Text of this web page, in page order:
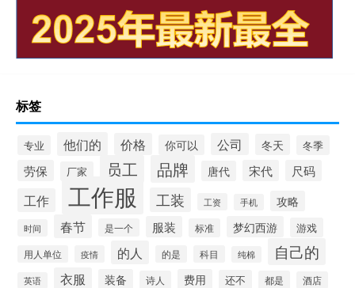
标签
专业 他们的 价格 你可以 公司 冬天 冬季
劳保 厂家 员工 品牌 唐代 宋代 尺码
工作 工作服 工装 工资 手机 攻略
时间 春节 是一个 服装 标准 梦幻西游 游戏
用人单位 疫情 的人 的是 科目 纯棉 自己的
英语 衣服 装备 诗人 费用 还不 都是 酒店